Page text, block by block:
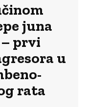
juna
– prvi
u
rata